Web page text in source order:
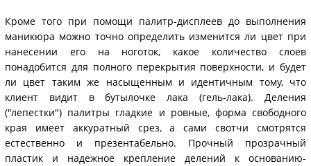
Кроме того при помощи палитр-дисплеев до выполнения
маникюра можно точно определить изменится ли цвет при
нанесении его на ноготок, какое количество слоев
понадобится для полного перекрытия поверхности, и будет
ли цвет таким же насыщенным и идентичным тому, что
клиент видит в бутылочке лака (гель-лака). Деления
("лепестки") палитры гладкие и ровные, форма свободного
края имеет аккуратный срез, а сами свотчи смотрятся
естественно и презентабельно. Прочный прозрачный
пластик и надежное крепление делений к основанию-